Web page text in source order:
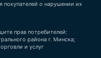
покупателей о нарушении их
прав потребителей:
района г. Минска;
и услуг